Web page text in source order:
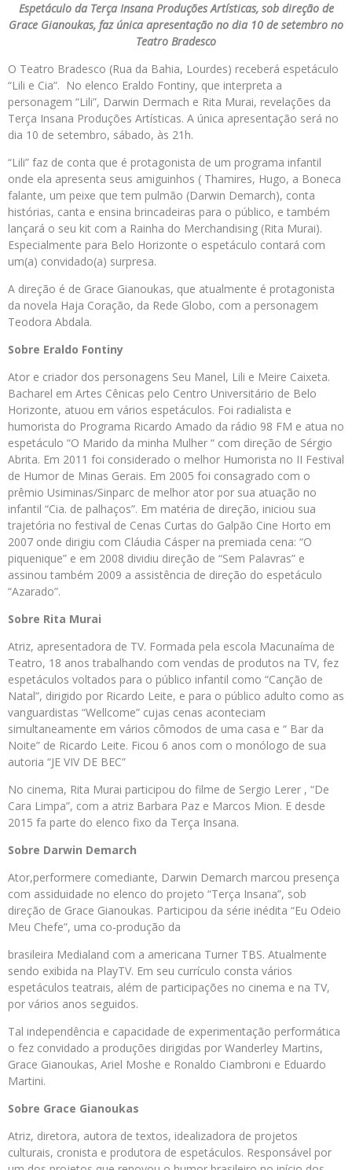
Espetáculo da Terça Insana Produções Artísticas, sob direção de
Grace Gianoukas, faz única apresentação no dia 10 de setembro no
Teatro Bradesco
O Teatro Bradesco (Rua da Bahia, Lourdes) receberá espetáculo
“Lili e Cia”. No elenco Eraldo Fontiny, que interpreta a
personagem “Lili”, Darwin Dermach e Rita Murai, revelações da
Terça Insana Produções Artísticas. A única apresentação será no
dia 10 de setembro, sábado, às 21h.
“Lili” faz de conta que é protagonista de um programa infantil
onde ela apresenta seus amiguinhos ( Thamires, Hugo, a Boneca
falante, um peixe que tem pulmão (Darwin Demarch), conta
histórias, canta e ensina brincadeiras para o público, e também
lançará o seu kit com a Rainha do Merchandising (Rita Murai).
Especialmente para Belo Horizonte o espetáculo contará com
um(a) convidado(a) surpresa.
A direção é de Grace Gianoukas, que atualmente é protagonista
da novela Haja Coração, da Rede Globo, com a personagem
Teodora Abdala.
Sobre Eraldo Fontiny
Ator e criador dos personagens Seu Manel, Lili e Meire Caixeta.
Bacharel em Artes Cênicas pelo Centro Universitário de Belo
Horizonte, atuou em vários espetáculos. Foi radialista e
humorista do Programa Ricardo Amado da rádio 98 FM e atua no
espetáculo “O Marido da minha Mulher “ com direção de Sérgio
Abrita. Em 2011 foi considerado o melhor Humorista no II Festival
de Humor de Minas Gerais. Em 2005 foi consagrado com o
prêmio Usiminas/Sinparc de melhor ator por sua atuação no
infantil “Cia. de palhaços”. Em matéria de direção, iniciou sua
trajetória no festival de Cenas Curtas do Galpão Cine Horto em
2007 onde dirigiu com Cláudia Cásper na premiada cena: “O
piquenique” e em 2008 dividiu direção de “Sem Palavras” e
assinou também 2009 a assistência de direção do espetáculo
“Azarado”.
Sobre Rita Murai
Atriz, apresentadora de TV. Formada pela escola Macunaíma de
Teatro, 18 anos trabalhando com vendas de produtos na TV, fez
espetáculos voltados para o público infantil como “Canção de
Natal”, dirigido por Ricardo Leite, e para o público adulto como as
vanguardistas “Wellcome” cujas cenas aconteciam
simultaneamente em vários cômodos de uma casa e “ Bar da
Noite” de Ricardo Leite. Ficou 6 anos com o monólogo de sua
autoria “JE VIV DE BEC”
No cinema, Rita Murai participou do filme de Sergio Lerer , “De
Cara Limpa”, com a atriz Barbara Paz e Marcos Mion. E desde
2015 fa parte do elenco fixo da Terça Insana.
Sobre Darwin Demarch
Ator,performere comediante, Darwin Demarch marcou presença
com assiduidade no elenco do projeto “Terça Insana”, sob
direção de Grace Gianoukas. Participou da série inédita “Eu Odeio
Meu Chefe”, uma co-produção da
brasileira Medialand com a americana Turner TBS. Atualmente
sendo exibida na PlayTV. Em seu currículo consta vários
espetáculos teatrais, além de participações no cinema e na TV,
por vários anos seguidos.
Tal independência e capacidade de experimentação performática
o fez convidado a produções dirigidas por Wanderley Martins,
Grace Gianoukas, Ariel Moshe e Ronaldo Ciambroni e Eduardo
Martini.
Sobre Grace Gianoukas
Atriz, diretora, autora de textos, idealizadora de projetos
culturais, cronista e produtora de espetáculos. Responsável por